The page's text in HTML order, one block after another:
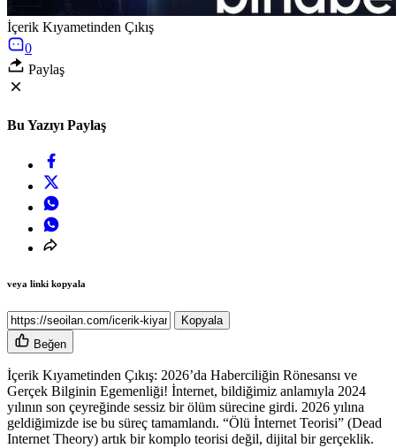
İçerik Kıyametinden Çıkış
0
Paylaş
Bu Yazıyı Paylaş
veya linki kopyala
Kopyala
Beğen
İçerik Kıyametinden Çıkış: 2026’da Haberciliğin Rönesansı ve
Gerçek Bilginin Egemenliği! İnternet, bildiğimiz anlamıyla 2024
yılının son çeyreğinde sessiz bir ölüm sürecine girdi. 2026 yılına
geldiğimizde ise bu süreç tamamlandı. “Ölü İnternet Teorisi” (Dead
Internet Theory) artık bir komplo teorisi değil, dijital bir gerçeklik.